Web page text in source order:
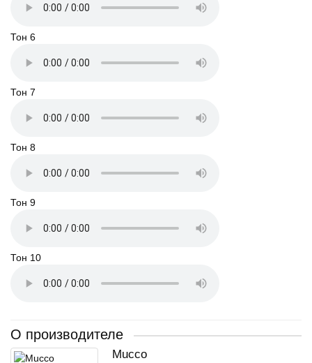
Тон 6
Тон 7
Тон 8
Тон 9
Тон 10
О производителе
Mucco